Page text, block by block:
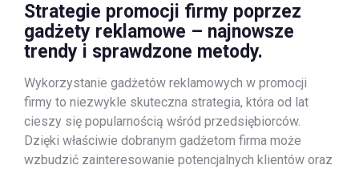
Strategie promocji firmy poprzez
gadżety reklamowe – najnowsze
trendy i sprawdzone metody.
Wykorzystanie gadżetów reklamowych w promocji
firmy to niezwykle skuteczna strategia, która od lat
cieszy się popularnością wśród przedsiębiorców.
Dzięki właściwie dobranym gadżetom firma może
wzbudzić zainteresowanie potencjalnych klientów oraz